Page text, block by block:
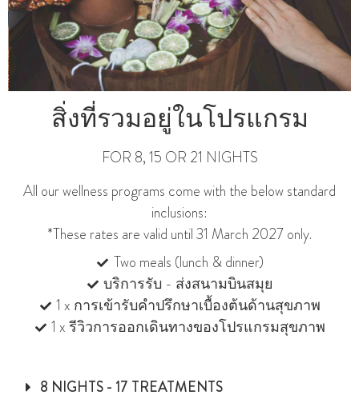
สิ่งที่รวมอยู่ในโปรแกรม
FOR 8, 15 OR 21 NIGHTS
All our wellness programs come with the below standard
inclusions:
*These rates are valid until 31 March 2027 only.
Two meals (lunch & dinner)
บริการรับ - ส่งสนามบินสมุย
1 x การเข้ารับคำปรึกษาเบื้องต้นด้านสุขภาพ
1 x รีวิวการออกเดินทางของโปรแกรมสุขภาพ
8 NIGHTS - 17 TREATMENTS